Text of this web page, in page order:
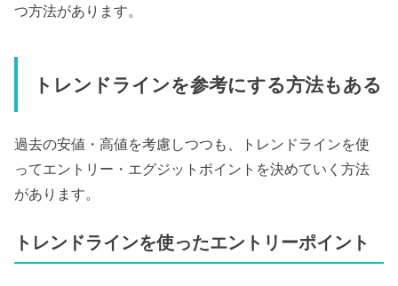
つ方法があります。
トレンドラインを参考にする方法もある
過去の安値・高値を考慮しつつも、トレンドラインを使
ってエントリー・エグジットポイントを決めていく方法
があります。
トレンドラインを使ったエントリーポイント